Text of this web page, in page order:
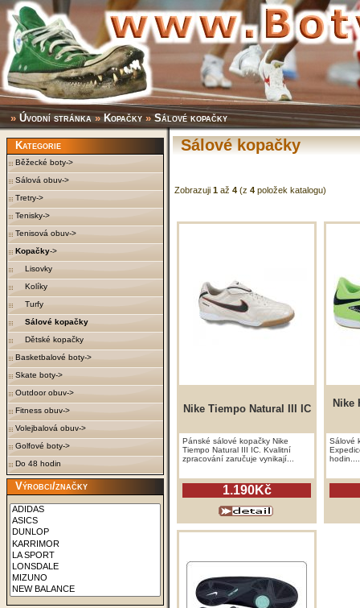
» Úvodní stránka»Kopačky »Sálové kopačky
Kategorie
Běžecké boty->
Sálová obuv->
Tretry->
Tenisky->
Tenisová obuv->
Kopačky->
Lisovky
Kolíky
Turfy
Sálové kopačky
Dětské kopačky
Basketbalové boty->
Skate boty->
Outdoor obuv->
Fitness obuv->
Volejbalová obuv->
Golfové boty->
Do 48 hodin
Výrobci/značky
Sálové kopačky
Zobrazuji 1 až 4 (z 4 položek katalogu)
Nike Tiempo Natural III IC
Pánské sálové kopačky Nike
Tiempo Natural III IC. Kvalitní
zpracování zaručuje vynikají...
1.190Kč
Nike
Sálové
hodin....